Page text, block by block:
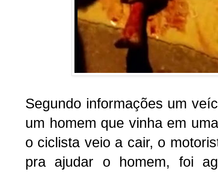
Segundo informações um
um homem que vinha em
o ciclista veio a cair, o
pra ajudar o homem, foi